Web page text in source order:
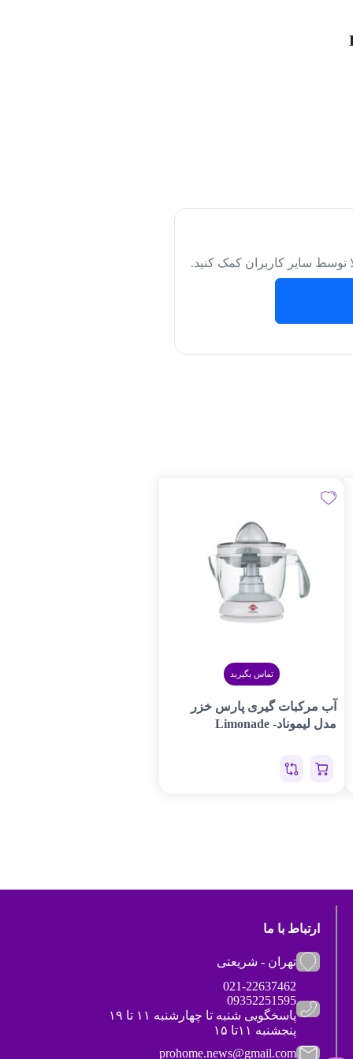
توسط سایر کاربران کمک کنید.
تماس بگیرید
آب مرکبات گیری پارس خزر
مدل لیموناد- Limonade
ارتباط با ما
تهران - شریعتی
021-22637462
09352251595
پاسخگویی شنبه تا چهارشنبه ۱۱ تا ۱۹
پنجشنبه ۱۱تا ۱۵
prohome.news@gmail.com